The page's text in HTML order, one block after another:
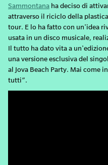
Sammontana ha deciso di
attraverso il riciclo della
tour. E lo ha fatto con un'idea
usata in un disco musicale,
Il tutto ha dato vita a
una versione esclusiva del
al Jova Beach Party. Mai come
tutti”.